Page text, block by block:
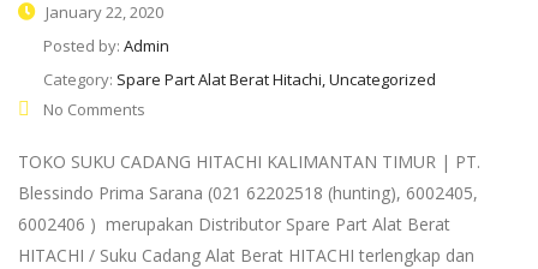
January 22, 2020
Posted by: Admin
Category: Spare Part Alat Berat Hitachi, Uncategorized
No Comments
TOKO SUKU CADANG HITACHI KALIMANTAN TIMUR | PT.
Blessindo Prima Sarana (021 62202518 (hunting), 6002405,
6002406 ) merupakan Distributor Spare Part Alat Berat
HITACHI / Suku Cadang Alat Berat HITACHI terlengkap dan